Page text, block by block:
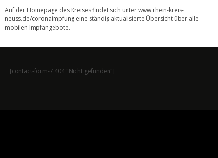
Auf der Homepage des Kreises findet sich unterwww.rhein-kreis-
neuss.de/coronaimpfung eine ständig aktualisierte Übersicht über alle
mobilen Impfangebote.
[contact-form-7 404 "Nicht gefunden"]